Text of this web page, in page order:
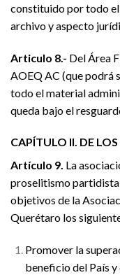
constituido por todo
archivo y aspecto
Articulo 8.- Del Área
AOEQ AC (que podrá
todo el material
queda bajo el
CAPÍTULO II. DE
Artículo 9. La
proselitismo
objetivos de la
Querétaro los
Promover la
beneficio del País